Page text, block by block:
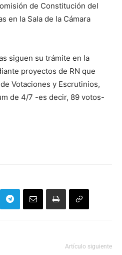
de Constitución del
en la Sala de la Cámara
siguen su trámite en la
proyectos de RN que
Votaciones y Escrutinios,
de 4/7 -es decir, 89 votos-
Artículo siguiente